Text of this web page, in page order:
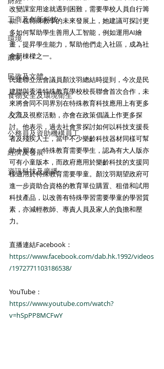
工商及創新科技
環境
政制
民政及文體
食物安全及環境衛生
人力
公務員及資助機構員工
經濟及發展
資訊科技及廣播
改變課室用途就遇到困難，需要學校人員自行籌
款。在特殊教學的未來發展上，她建議可探討更
多如何幫助學生善用人工智能，例如運用AI繪
畫，提昇學生能力，幫助他們走入社區，成為社
會新棟樑之一。
民建聯立法會議員顏汶羽總結時提到，今次是民
建聯與香港特殊教育學校校長聯會首次合作，未
來將會同不同界別在特殊教育科技應用上有更多
交流及視察活動，亦會在政策倡議上作更多探
討。他表示，過去社會常探討如何以科技支援長
者及殘疾人士，當中不少樂齡科技器材同樣可幫
助小朋友、特殊教育需要學生，認為有大人版亦
可有小童版本，而政府應用於樂齡科技的支援同
樣適用於特殊教育需要學童。顏汶羽期望政府可
進一步資助合資格的教育單位購置、租借和試用
科技產品，以改善有特殊學習需要學童的學習質
素，亦減輕教師、專責人員及家人的負擔和壓
力。
直播連結Facebook：
https://www.facebook.com/dab.hk.1992/videos
/1972771103186538/
YouTube：
https://www.youtube.com/watch?
v=hSpPP8MCFwY